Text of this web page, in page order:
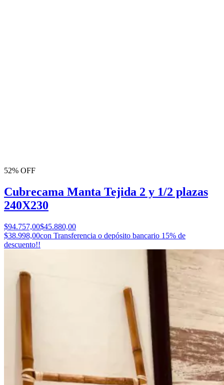
52% OFF
Cubrecama Manta Tejida 2 y 1/2 plazas
240X230
$94.757,00$45.880,00
$38.998,00con Transferencia o depósito bancario 15% de
descuento!!